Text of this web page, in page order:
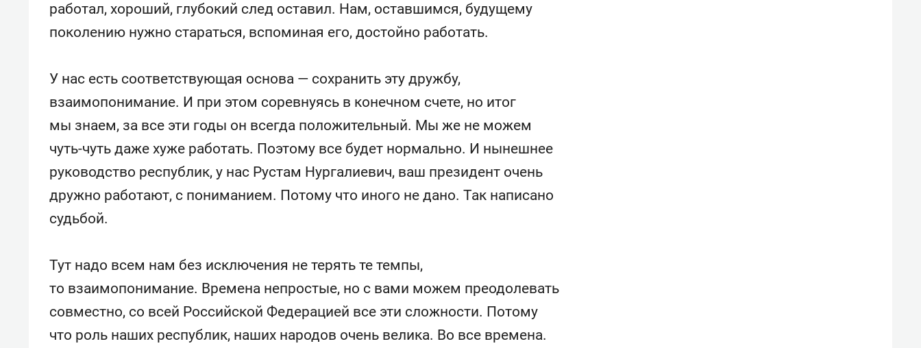
работал, хороший, глубокий след оставил. Нам, оставшимся, будущему
поколению нужно стараться, вспоминая его, достойно работать.
У нас есть соответствующая основа — сохранить эту дружбу,
взаимопонимание. И при этом соревнуясь в конечном счете, но итог
мы знаем, за все эти годы он всегда положительный. Мы же не можем
чуть-чуть даже хуже работать. Поэтому все будет нормально. И нынешнее
руководство республик, у нас Рустам Нургалиевич, ваш президент очень
дружно работают, с пониманием. Потому что иного не дано. Так написано
судьбой.
Тут надо всем нам без исключения не терять те темпы,
то взаимопонимание. Времена непростые, но с вами можем преодолевать
совместно, со всей Российской Федерацией все эти сложности. Потому
что роль наших республик, наших народов очень велика. Во все времена.